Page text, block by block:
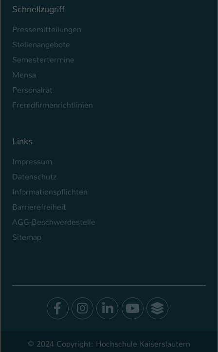
Schnellzugriff
Pressemitteilungen
Stellenangebote
Semestertermine
Mensa
Personalrat
Fremdfirmenrichtlinien
Links
Impressum
Datenschutz
Informationspflichten
Barrierefreiheit
AGG-Beschwerdestelle
Sitemap
Facebook
Instagram
LinkedIn
Youtube
© 2024 Copyright: Hochschule Kaiserslautern